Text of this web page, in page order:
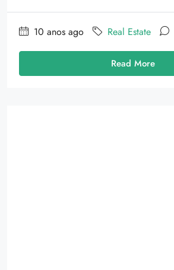
10 anos ago Real Estate
Read More